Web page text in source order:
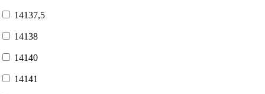
14137,5
14138
14140
14141